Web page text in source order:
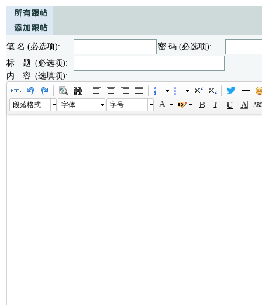
笔 名 (必选项):
密 码 (必选项):
标 题 (必选项):
内 容 (选填项):
段落格式 字体 字号